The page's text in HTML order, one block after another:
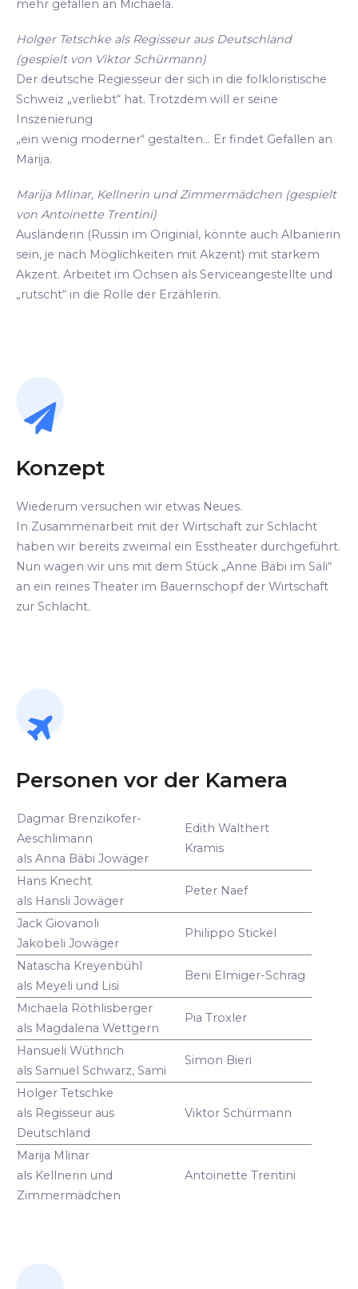
mehr gefallen an Michaela.
Holger Tetschke als Regisseur aus Deutschland
(gespielt von Viktor Schürmann)
Der deutsche Regiesseur der sich in die folkloristische
Schweiz „verliebt“ hat. Trotzdem will er seine
Inszenierung
„ein wenig moderner“ gestalten... Er findet Gefallen an
Marija.
Marija Mlinar, Kellnerin und Zimmermädchen (gespielt
von Antoinette Trentini)
Ausländerin (Russin im Originial, könnte auch Albanierin
sein, je nach Möglichkeiten mit Akzent) mit starkem
Akzent. Arbeitet im Ochsen als Serviceangestellte und
„rutscht“ in die Rolle der Erzählerin.
Konzept
Wiederum versuchen wir etwas Neues.
In Zusammenarbeit mit der Wirtschaft zur Schlacht
haben wir bereits zweimal ein Esstheater durchgeführt.
Nun wagen wir uns mit dem Stück „Anne Bäbi im Säli“
an ein reines Theater im Bauernschopf der Wirtschaft
zur Schlacht.
Personen vor der Kamera
Dagmar Brenzikofer-
Aeschlimann
als Anna Bäbi Jowäger
Edith Walthert
Kramis
Hans Knecht
als Hansli Jowäger
Peter Naef
Jack Giovanoli
Jakobeli Jowäger
Philippo Stickel
Natascha Kreyenbühl
als Meyeli und Lisi
Beni Elmiger-Schrag
Michaela Röthlisberger
als Magdalena Wettgern
Pia Troxler
Hansueli Wüthrich
als Samuel Schwarz, Sami
Simon Bieri
Holger Tetschke
als Regisseur aus
Deutschland
Viktor Schürmann
Marija Mlinar
als Kellnerin und
Zimmermädchen
Antoinette Trentini